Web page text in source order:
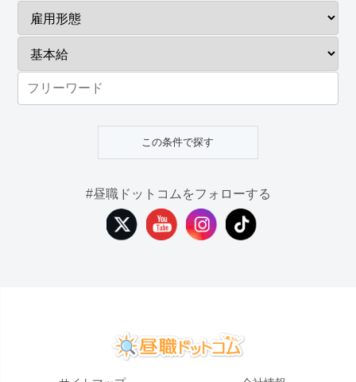
#昼職ドットコムをフォローする